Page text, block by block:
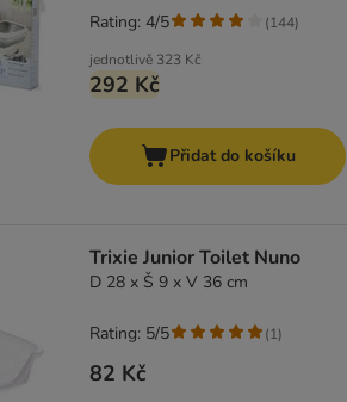
jednotlivě 323 Kč
292 Kč
Rating: 4/5 (144)
Přidat do košíku
Trixie Junior Toilet Nuno
D 28 x Š 9 x V 36 cm
82 Kč
Rating: 5/5 (1)